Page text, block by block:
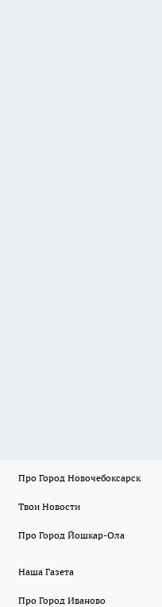
Про Город Новочебоксарск
Твои Новости
Про Город Йошкар-Ола
Наша Газета
Про Город Иваново